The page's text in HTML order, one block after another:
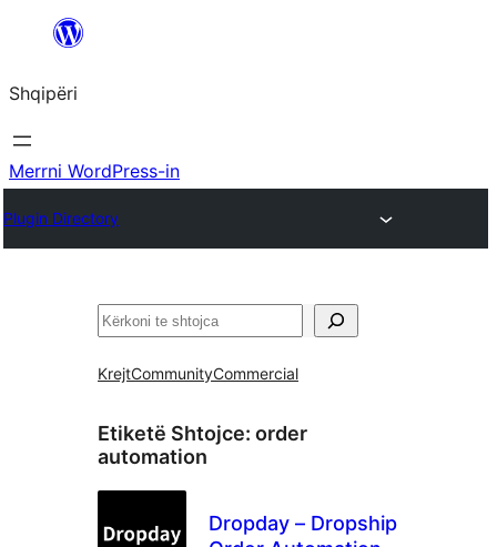
Hidhu
lënda
Shqipëri
Merrni WordPress-in
Plugin Directory
Kërko
KrejtCommunityCommercial
Etiketë Shtojce: order
automation
Dropday – Dropship